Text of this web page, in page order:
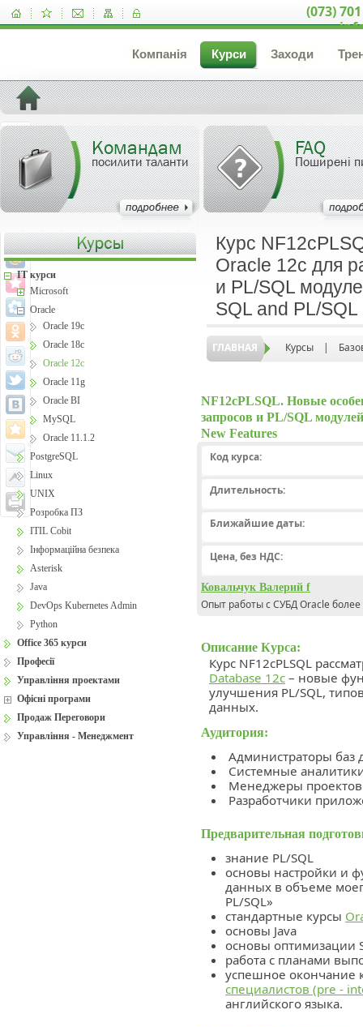
(073)
Компанія Курси Заходи
Командам
посилити таланти
FAQ
Поширені
Курс
Oracle 12c для
и PL/SQL
SQL and PL/
ГЛАВНАЯ Курсы |
NF12cPLSQL. Новые
запросов и PL/SQL
New Features
Код курса:
Длительность:
Ближайшие даты:
Цена, без НДС:
Ковальчук Валерий f
Опыт работы с СУБД Oracle более
Описание Курса:
Курс NF12cPLSQL
Database 12c – новые
улучшения PL/SQL,
данных.
Аудитория:
Администраторы баз
Системные
Менеджеры
Разработчики
Предварительная
знание PL/SQL
основы настройки и
данных в объеме
PL/SQL»
стандартные курсы
основы Java
основы оптимизации
работа с планами
успешное окончание
специалистов (pre -
английского языка.
IT курси
Microsoft
Oracle
Oracle 19c
Oracle 18c
Oracle 12c
Oracle 11g
Oracle BI
MySQL
Oracle 11.1.2
PostgreSQL
Linux
UNIX
Розробка ПЗ
ITIL Cobit
Інформаційна безпека
Asterisk
Java
DevOps Kubernetes Admin
Python
Office 365 курси
Професії
Управління проектами
Офісні програми
Продаж Переговори
Управління - Менеджмент